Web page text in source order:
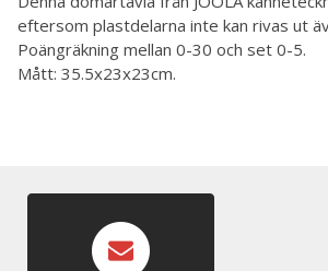
eftersom plastdelarna inte kan rivas ut
Poängräkning mellan 0-30 och set 0-5.
Mått: 35.5x23x23cm.